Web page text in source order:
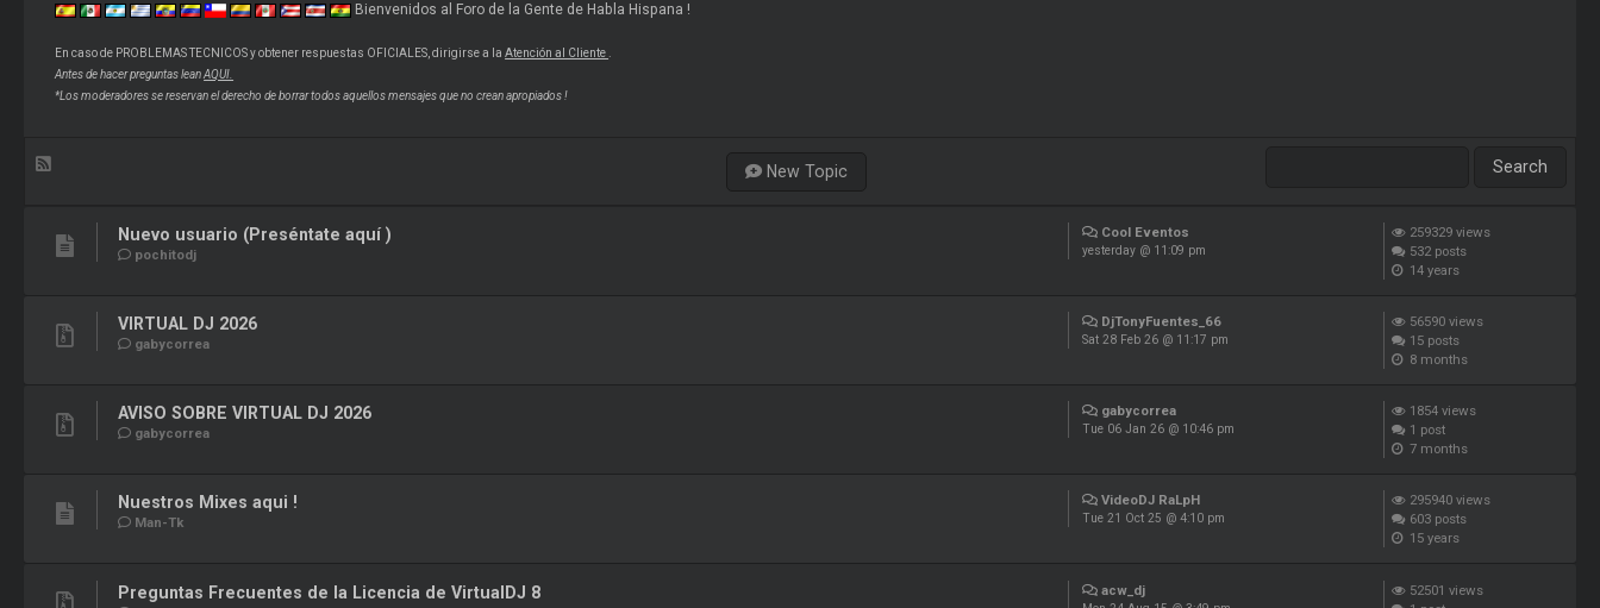
Bienvenidos al Foro de la Gente de Habla Hispana !
En caso de PROBLEMAS TECNICOS y obtener respuestas OFICIALES, dirigirse a laAtención al Cliente
Antes de hacer preguntas leanAQUI.
*Los moderadores se reservan el derecho de borrar todos aquellos mensajes que no crean apropiados !
New Topic
Nuevo usuario (Preséntate aquí )
pochitodj
Cool Eventos
yesterday @ 11:09 pm
259329 views
532 posts
14 years
VIRTUAL DJ 2026
gabycorrea
DjTonyFuentes_66
Sat 28 Feb 26 @ 11:17 pm
56590 views
15 posts
8 months
AVISO SOBRE VIRTUAL DJ 2026
gabycorrea
gabycorrea
Tue 06 Jan 26 @ 10:46 pm
1854 views
1 post
7 months
Nuestros Mixes aqui !
Man-Tk
VideoDJ RaLpH
Tue 21 Oct 25 @ 4:10 pm
295940 views
603 posts
15 years
Preguntas Frecuentes de la Licencia de VirtualDJ 8 acw_dj 52501 views